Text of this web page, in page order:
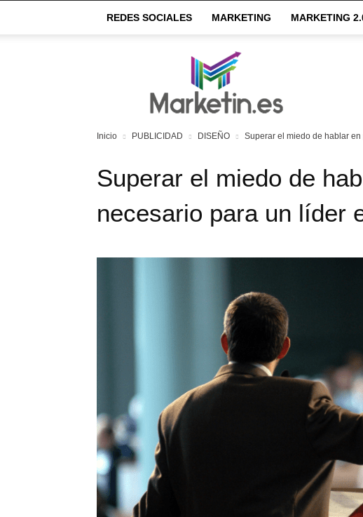
REDES SOCIALES MARKETING MARKETING
Inicio PUBLICIDAD DISEÑO Superar el miedo de hablar
Superar el miedo de
necesario para un líder